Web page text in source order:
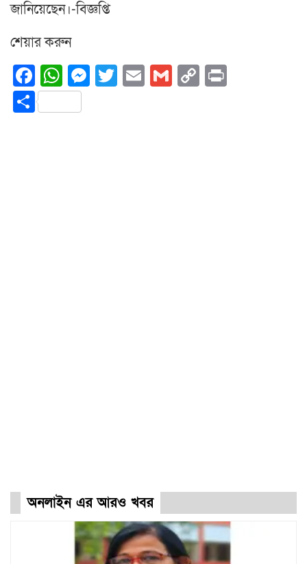
জানিয়েছেন।-বিজ্ঞপ্তি
শেয়ার করুন
Facebook
WhatsApp
Messenger
Twitter
EmailGmail
Copy
Share
অনলাইন এর আরও খবর